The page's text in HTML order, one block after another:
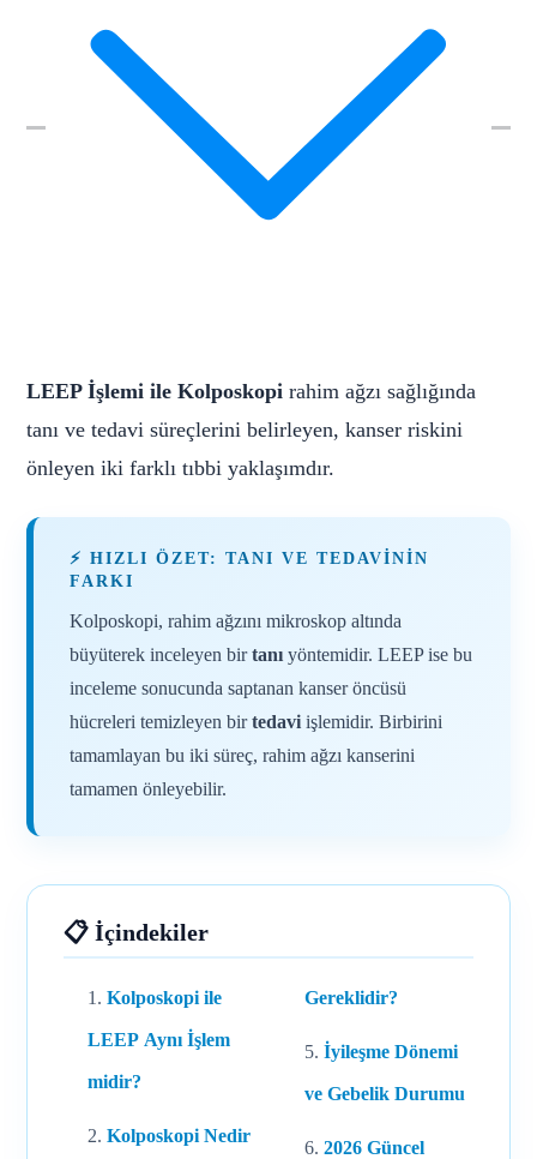
LEEP İşlemi ile Kolposkopi rahim ağzı sağlığında
tanı ve tedavi süreçlerini belirleyen, kanser riskini
önleyen iki farklı tıbbi yaklaşımdır.
⚡ HIZLI ÖZET: TANI VE TEDAVININ
FARKI
Kolposkopi, rahim ağzını mikroskop altında
büyüterek inceleyen birtanı yöntemidir. LEEP ise bu
inceleme sonucunda saptanan kanser öncüsü
hücreleri temizleyen birtedavi işlemidir. Birbirini
tamamlayan bu iki süreç, rahim ağzı kanserini
tamamen önleyebilir.
📋 İçindekiler
Kolposkopi ile
LEEP Aynı İşlem
midir?
Kolposkopi Nedir
Gereklidir?
İyileşme Dönemi
ve Gebelik Durumu
2026 Güncel